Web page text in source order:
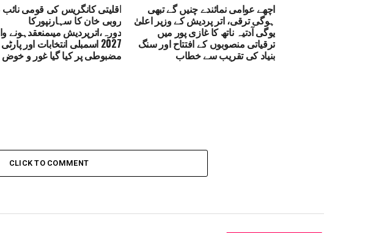
اچھے عوامی نمائندے چنیں گے تبھی
ہوگی ترقی، اتر پردیش کے وزیر اعلیٰ
یوگی آدتیہ ناتھ کا غازی پور میں
ترقیاتی منصوبوں کے افتتاح اور سنگ
بنیاد کی تقریب سے خطاب
اقلیتی کانگریس کی قومی
روبی خان کا سہارنپورکا
دورہ،اترپردیش میںمنعقدہونے
2027 اسمبلی انتخابات اور
مضبوطی پر کیا گیا غور و خوض
CLICK TO COMMENT